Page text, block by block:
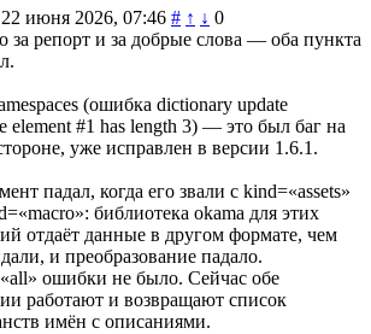
22 июня 2026, 07:46 # ↑ ↓ 0
за репорт и за добрые слова — оба пункта
(ошибка dictionary update
element #1 has length 3) — это был баг на
уже исправлен в версии 1.6.1.
падал, когда его звали с kind=«assets»
библиотека okama для этих
отдаёт данные в другом формате, чем
и преобразование падало.
ошибки не было. Сейчас обе
работают и возвращают список
имён с описаниями.